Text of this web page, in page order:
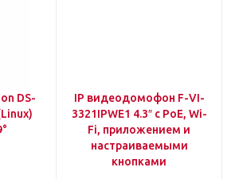
DS-
IP видеодомофон F-VI-
3321IPWE1 4.3″ с PoE, Wi-
Fi, приложением и
настраиваемыми
кнопками